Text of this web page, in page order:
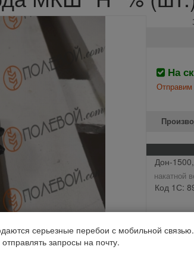
На
Отправим
Дон-
накатной
Код 1С:
серьезные перебои с мобильной
запросы на почту.